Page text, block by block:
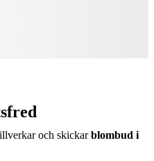
och skickarblombud i